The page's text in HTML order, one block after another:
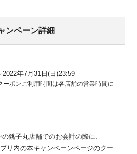
ンペーン詳細
年7月31日(日)23:59
ーポンご利用時間は各店舗の営業時間に
銚子丸店舗でのお会計の際に、
リ内の本キャンペーンページのクー